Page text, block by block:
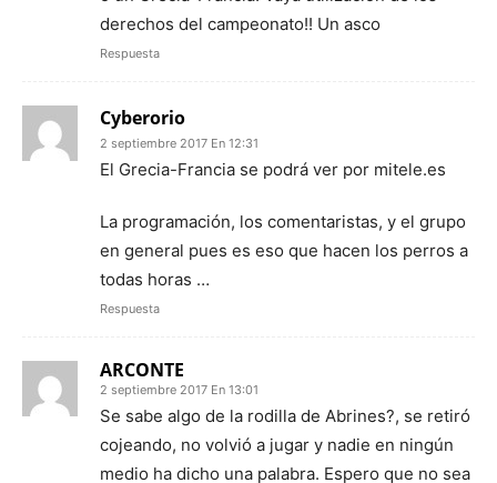
derechos del campeonato!! Un asco
Respuesta
Cyberorio
2 septiembre 2017 En 12:31
El Grecia-Francia se podrá ver por mitele.es
La programación, los comentaristas, y el grupo
en general pues es eso que hacen los perros a
todas horas …
Respuesta
ARCONTE
2 septiembre 2017 En 13:01
Se sabe algo de la rodilla de Abrines?, se retiró
cojeando, no volvió a jugar y nadie en ningún
medio ha dicho una palabra. Espero que no sea